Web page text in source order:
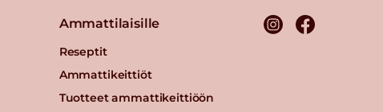
Ammattilaisille
Reseptit
Ammattikeittiöt
Tuotteet ammattikeittiöön